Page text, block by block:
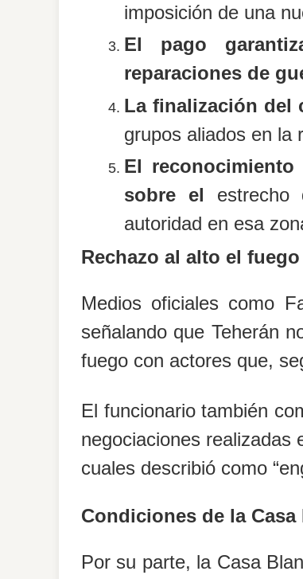
imposición de una
El pago
reparaciones de
La finalización del
grupos aliados en la
El
sobre el
estrecho
autoridad en esa
Rechazo al alto el fuego
Medios oficiales como
señalando que Teherán
fuego con actores que,
El funcionario también
negociaciones realizadas
cuales describió como
Condiciones de la Casa
Por su parte, la Casa